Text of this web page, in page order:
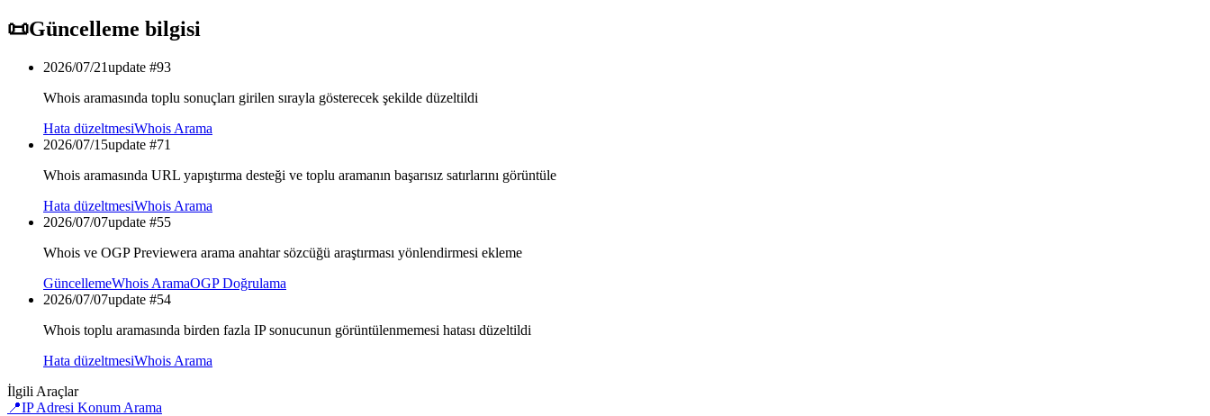
📜Güncelleme bilgisi
2026/07/21update #93
Whois aramasında toplu sonuçları girilen sırayla gösterecek şekilde düzeltildi
Hata düzeltmesiWhois Arama
2026/07/15update #71
Whois aramasında URL yapıştırma desteği ve toplu aramanın başarısız satırlarını görüntüle
Hata düzeltmesiWhois Arama
2026/07/07update #55
Whois ve OGP Previewera arama anahtar sözcüğü araştırması yönlendirmesi ekleme
GüncellemeWhois AramaOGP Doğrulama
2026/07/07update #54
Whois toplu aramasında birden fazla IP sonucunun görüntülenmemesi hatası düzeltildi
Hata düzeltmesiWhois Arama
İlgili Araçlar
📍IP Adresi Konum Arama